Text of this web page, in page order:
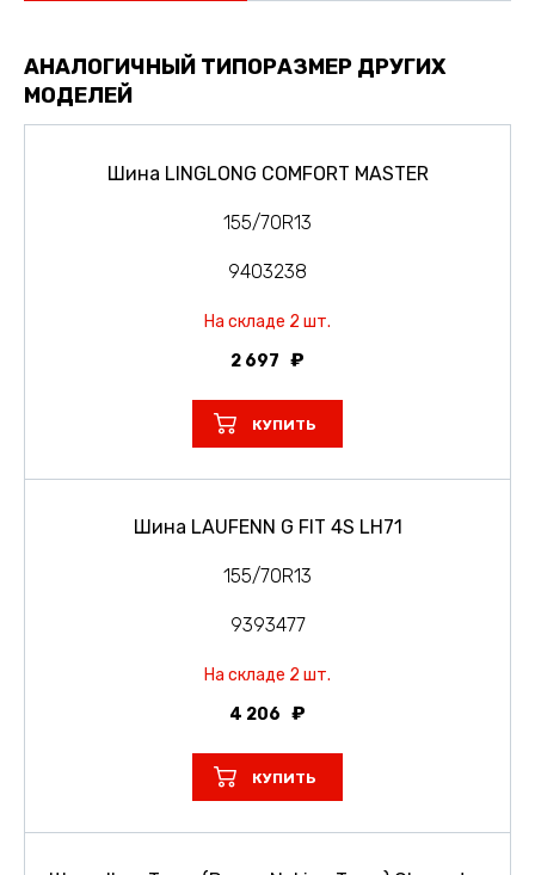
АНАЛОГИЧНЫЙ ТИПОРАЗМЕР ДРУГИХ
МОДЕЛЕЙ
Шина LINGLONG COMFORT MASTER
155/70R13
9403238
На складе 2 шт.
2 697
КУПИТЬ
Шина LAUFENN G FIT 4S LH71
155/70R13
9393477
На складе 2 шт.
4 206
КУПИТЬ